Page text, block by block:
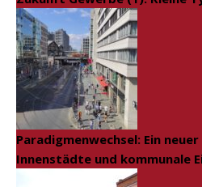
Paradigmenwechsel: Ein
Innenstädte und kommunale